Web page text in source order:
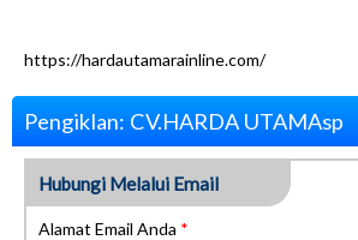
https://hardautamarainline.com/
Pengiklan: CV.HARDA UTAMAsp
Hubungi Melalui Email
Alamat Email Anda *